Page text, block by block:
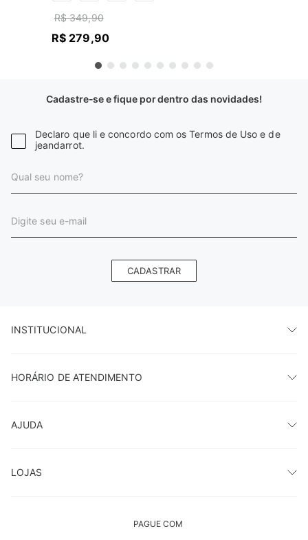
R$ 349,90
R$ 279,90
Cadastre-se e fique por dentro das novidades!
Declaro que li e concordo com os Termos de Uso e de
jeandarrot.
CADASTRAR
INSTITUCIONAL
HORÁRIO DE ATENDIMENTO
AJUDA
LOJAS
PAGUE COM